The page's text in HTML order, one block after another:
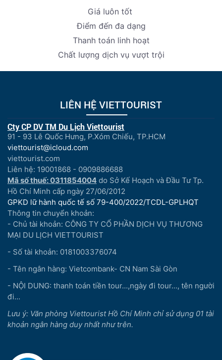
Giá luôn tốt
Điểm đến đa dạng
Thanh toán linh hoạt
Chất lượng dịch vụ vượt trội
LIÊN HỆ VIETTOURIST
Cty CP DV TM Du Lịch Viettourist
91 - 93 Lê Quốc Hưng, P.Xóm Chiếu, TP.HCM
viettourist@icloud.com
viettourist.com
Liên hệ: 19001868 - 0909886688
Mã số thuế: 0311854004 do Sở Kế Hoạch và Đầu Tư Tp.
Hồ Chí Minh cấp ngày 27/06/2012
GPKD lữ hành quốc tế số 79-400/2022/TCDL-GPLHQT
Thông tin chuyển khoản:
- Chủ tài khoản: CÔNG TY CỔ PHẦN DỊCH VỤ THƯƠNG
MẠI DU LỊCH VIETTOURIST
- Số tài khoản: 0181003376074
- Tên ngân hàng: Vietcombank- CN Nam Sài Gòn
- NỘI DUNG: thanh toán tiền tour...,ngày đi tour..., tên người
đi...
Lưu ý: Văn phòng Viettourist Hồ Chí Minh chỉ sử dụng 01 tài
khoản ngân hàng duy nhất như trên.